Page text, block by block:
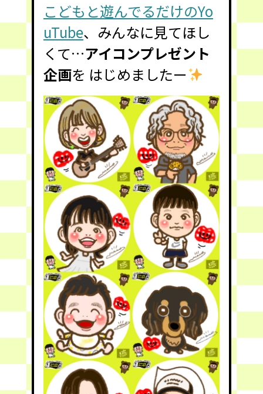
こどもと遊んでるだけのYo
uTube、みんなに見てほし
くて…アイコンプレゼント
企画を はじめましたー